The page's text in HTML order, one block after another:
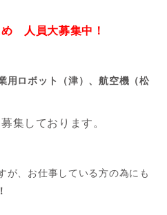
人員大募集中！
用ロボット（津）、航空機（松
集しております。
が、お仕事している方の為にも